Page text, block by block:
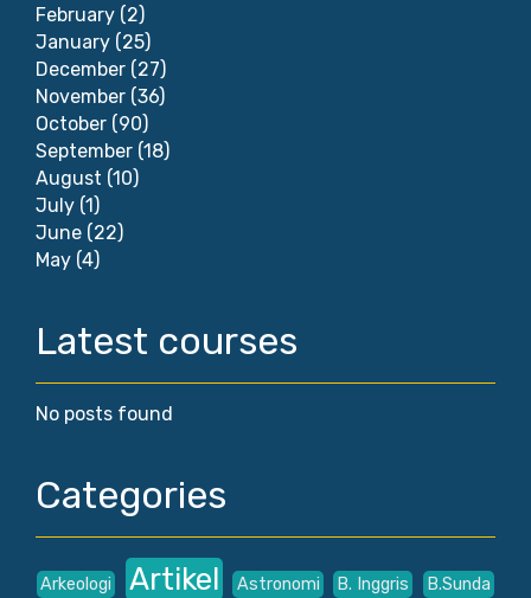
February (2)
January (25)
December (27)
November (36)
October (90)
September (18)
August (10)
July (1)
June (22)
May (4)
Latest courses
No posts found
Categories
Arkeologi Artikel Astronomi B. Inggris B.Sunda